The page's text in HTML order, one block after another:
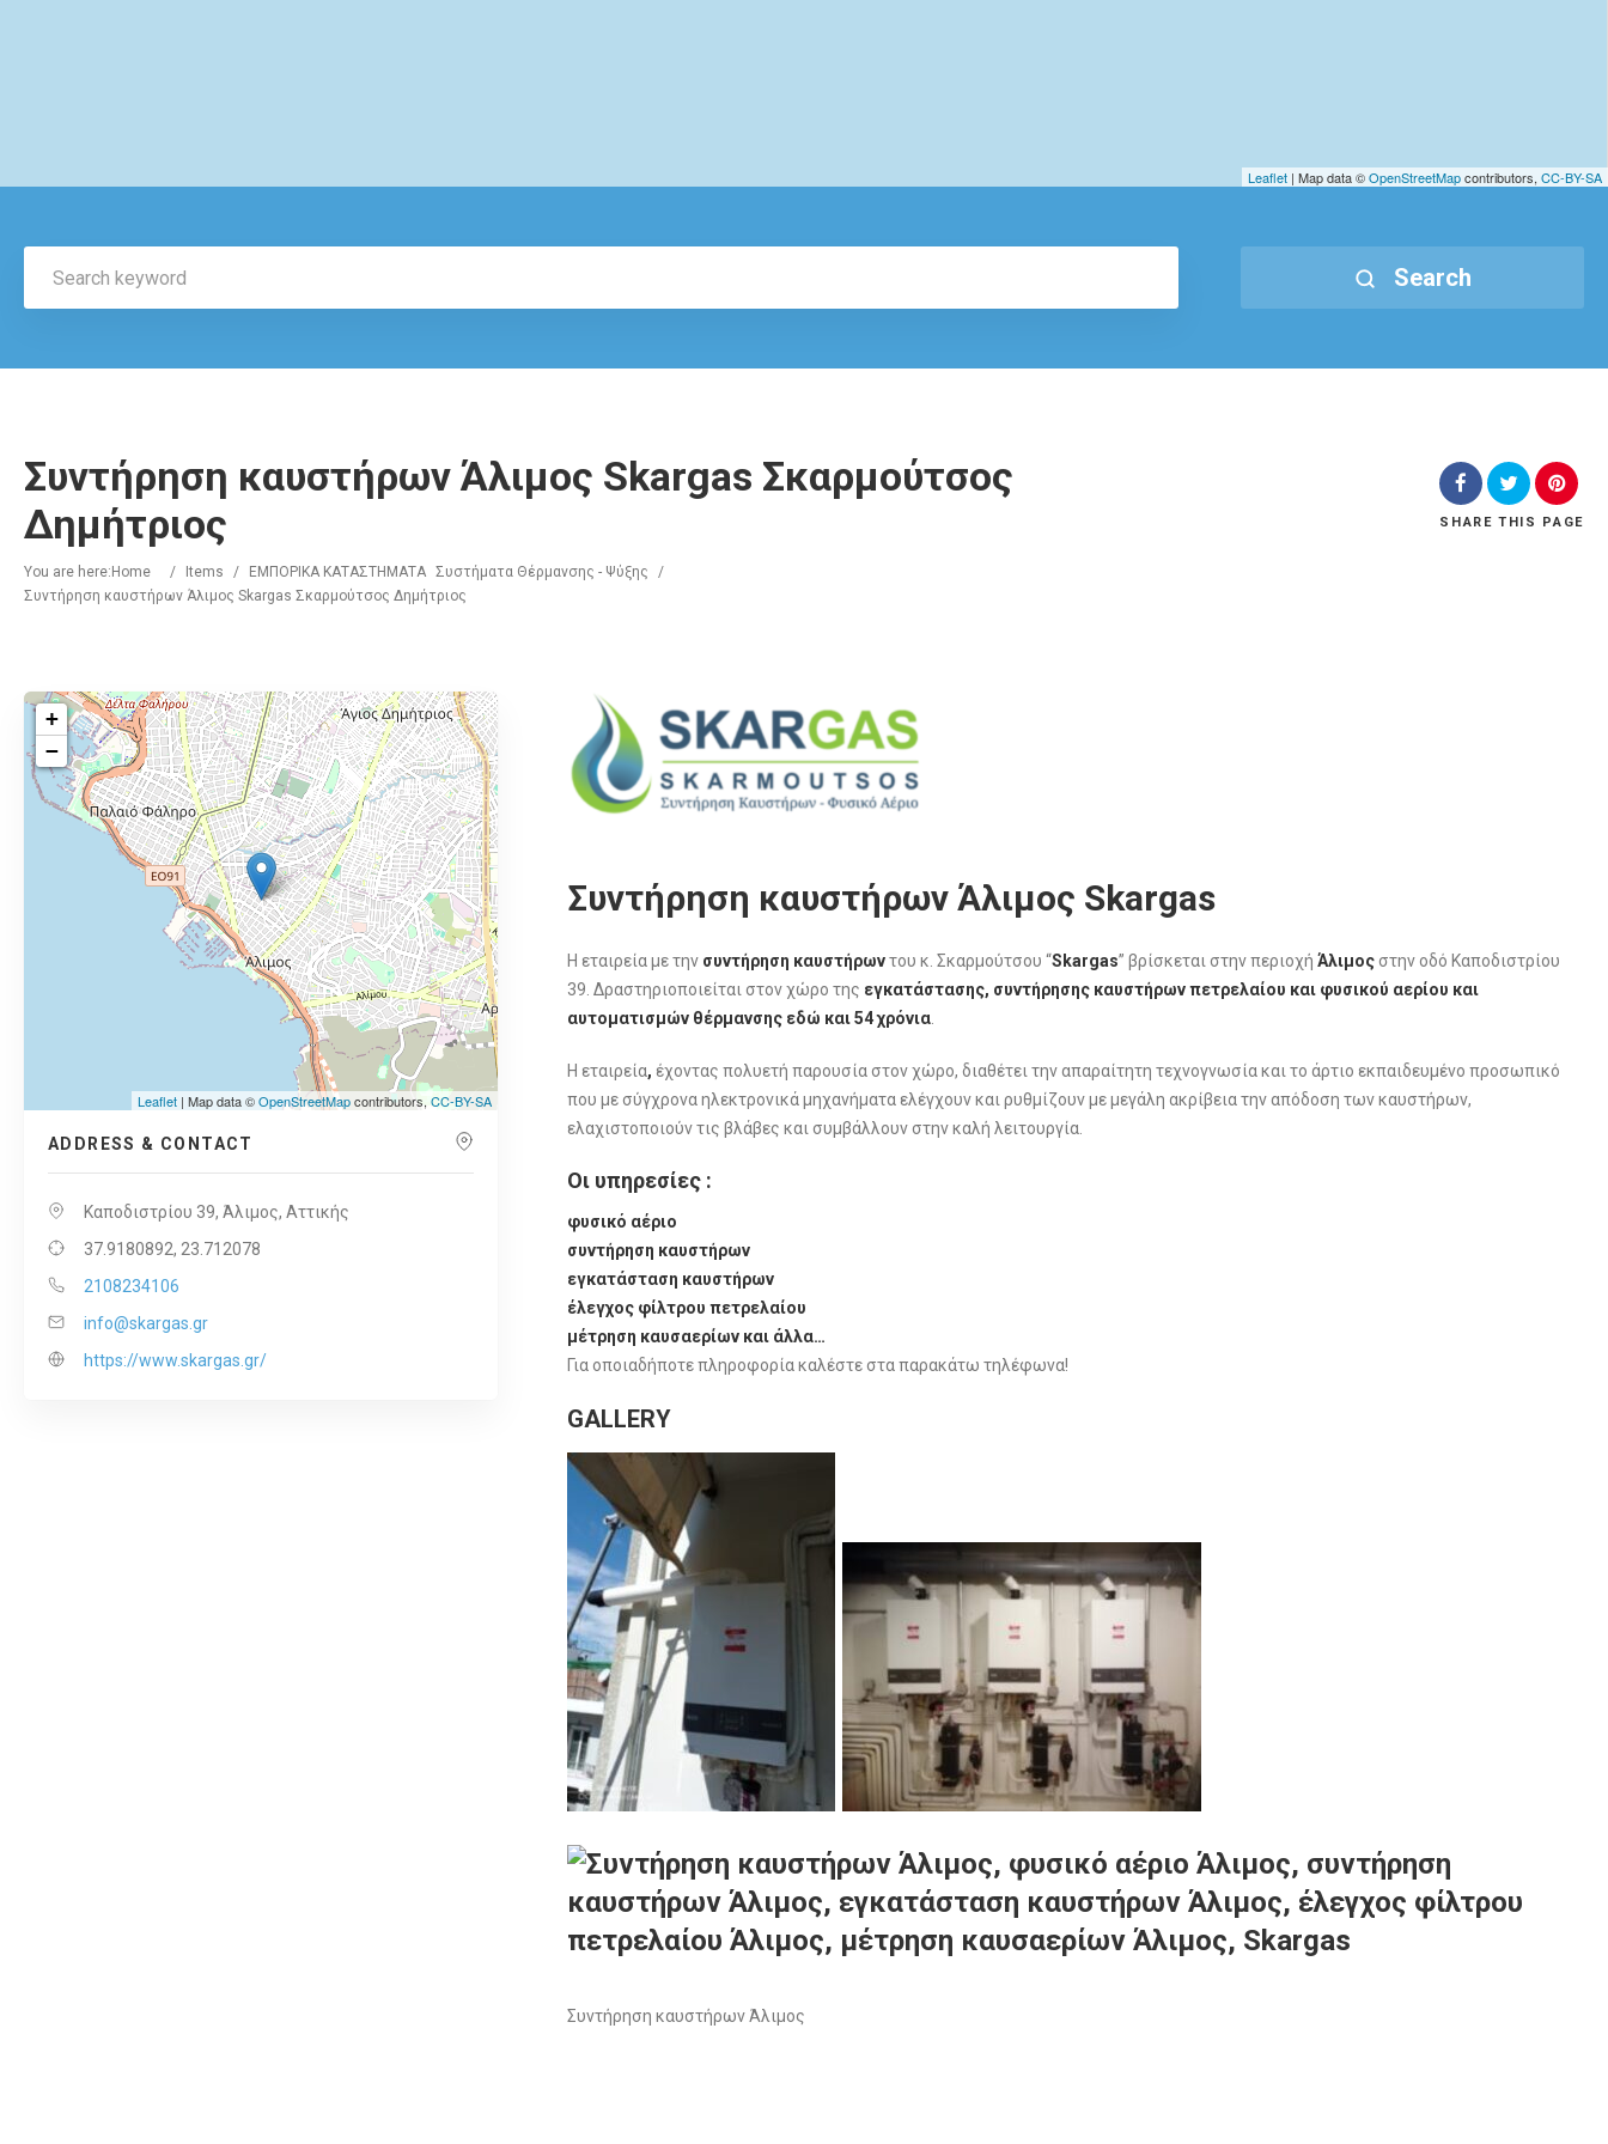
Leaflet | Map data ©OpenStreetMapcontributors, CC-BY-SA
Search
Συντήρηση καυστήρων Άλιμος Skargas Σκαρμούτσος
Δημήτριος
You are here: Home / Items / ΕΜΠΟΡΙΚΑ ΚΑΤΑΣΤΗΜΑΤΑ Συστήματα Θέρμανσης - Ψύξης
/
Συντήρηση καυστήρων Άλιμος Skargas Σκαρμούτσος Δημήτριος
SHARE THIS PAGE
+
−
Leaflet | Map data ©OpenStreetMapcontributors,CC-BY-SA
ADDRESS & CONTACT
Καποδιστρίου 39, Άλιμος, Αττικής
37.9180892, 23.712078
2108234106
info@skargas.gr
https://www.skargas.gr/
Συντήρηση καυστήρων Άλιμος Skargas
Η εταιρεία με την συντήρηση καυστήρωντου κ. Σκαρμούτσου “Skargas” βρίσκεται στην περιοχή Άλιμοςστην οδό Καποδιστρίου
39. Δραστηριοποιείται στον χώρο της εγκατάστασης, συντήρησης καυστήρων πετρελαίου και φυσικού αερίου και
αυτοματισμών θέρμανσης εδώ και 54 χρόνια.
Η εταιρεία, έχοντας πολυετή παρουσία στον χώρο, διαθέτει την απαραίτητη τεχνογνωσία και το άρτιο εκπαιδευμένο προσωπικό
που με σύγχρονα ηλεκτρονικά μηχανήματα ελέγχουν και ρυθμίζουν με μεγάλη ακρίβεια την απόδοση των καυστήρων,
ελαχιστοποιούν τις βλάβες και συμβάλλουν στην καλή λειτουργία.
Οι υπηρεσίες :
φυσικό αέριο
συντήρηση καυστήρων
εγκατάσταση καυστήρων
έλεγχος φίλτρου πετρελαίου
μέτρηση καυσαερίων και άλλα…
Για οποιαδήποτε πληροφορία καλέστε στα παρακάτω τηλέφωνα!
GALLERY
Συντήρηση καυστήρων Άλιμος